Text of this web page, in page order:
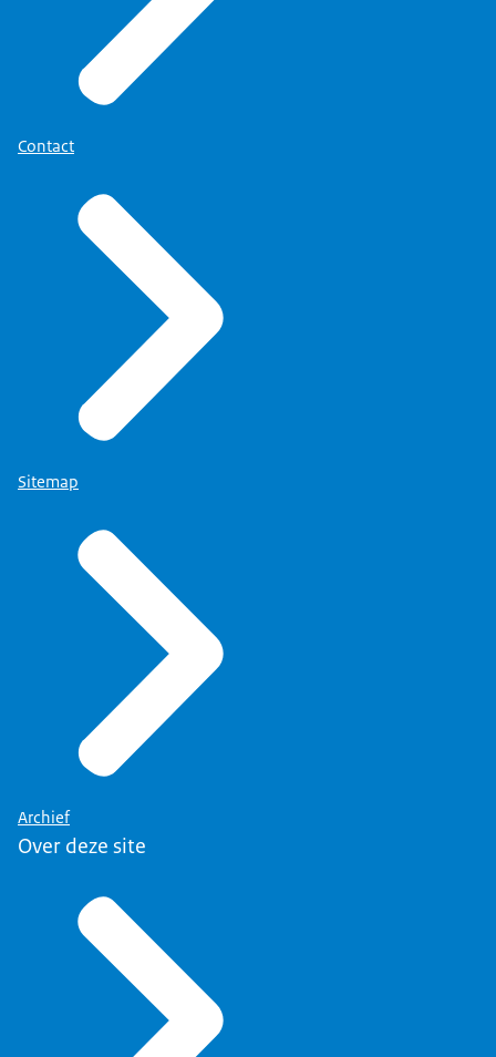
Contact
Sitemap
Archief
Over deze site